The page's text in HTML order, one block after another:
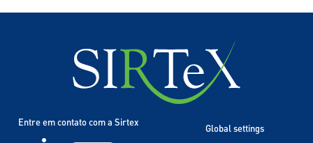
Entre em contato com a Sirtex
Global settings